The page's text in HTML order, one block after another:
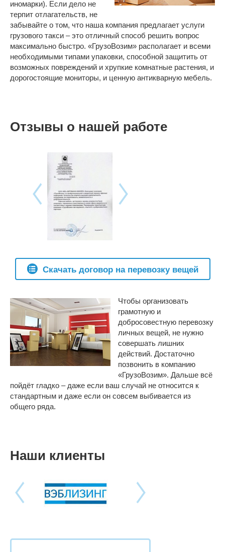
иномарки). Если дело не
терпит отлагательств, не
забывайте о том, что наша компания предлагает услуги
грузового такси – это отличный способ решить вопрос
максимально быстро. «ГрузоВозим» располагает и всеми
необходимыми типами упаковки, способной защитить от
возможных повреждений и хрупкие комнатные растения, и
дорогостоящие мониторы, и ценную антикварную мебель.
Отзывы о нашей работе
Скачать договор на перевозку вещей
Чтобы организовать
грамотную и
добросовестную перевозку
личных вещей, не нужно
совершать лишних
действий. Достаточно
позвонить в компанию
«ГрузоВозим». Дальше всё
пойдёт гладко – даже если ваш случай не относится к
стандартным и даже если он совсем выбивается из
общего ряда.
Наши клиенты